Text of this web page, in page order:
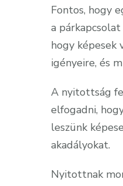
Fontos, hogy
a
hogy képesek
igényeire, és
A nyitottság
elfogadni,
leszünk
akadályokat.
Nyitottnak